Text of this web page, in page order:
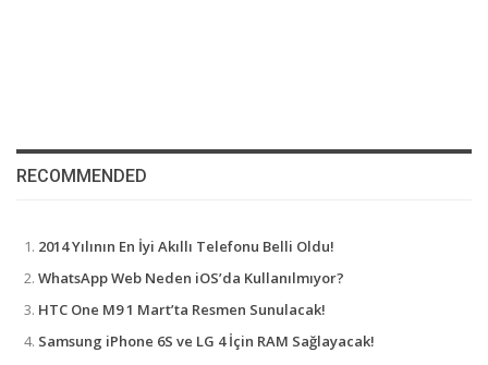
RECOMMENDED
2014 Yılının En İyi Akıllı Telefonu Belli Oldu!
WhatsApp Web Neden iOS’da Kullanılmıyor?
HTC One M9 1 Mart’ta Resmen Sunulacak!
Samsung iPhone 6S ve LG 4 İçin RAM Sağlayacak!